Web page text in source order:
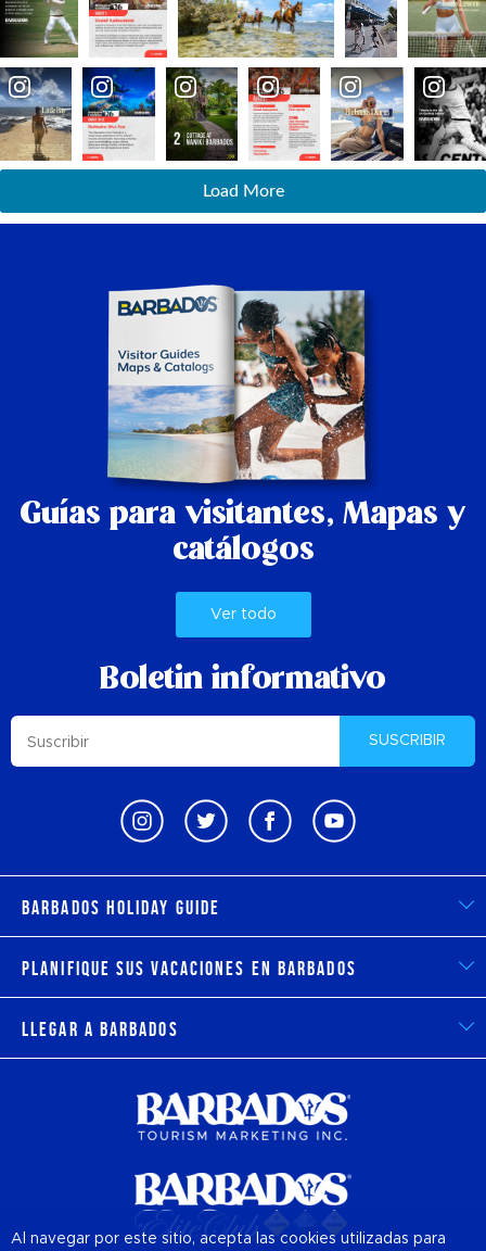
Load More
Guías para visitantes, Mapas y
catálogos
Ver todo
Boletin informativo
SUSCRIBIR
Barbados Holiday Guide
Planifique sus vacaciones en Barbados
Llegar a Barbados
Al navegar por este sitio, acepta las cookies utilizadas para